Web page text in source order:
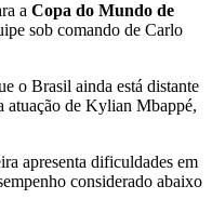
a Copa do Mundo de
sob comando de Carlo
o Brasil ainda está distante
atuação de Kylian Mbappé,
apresenta dificuldades em
considerado abaixo